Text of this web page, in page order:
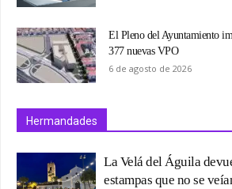
El Pleno del Ayuntamiento
377 nuevas VPO
6 de agosto de 2026
Hermandades
La Velá del Águila
estampas que no se